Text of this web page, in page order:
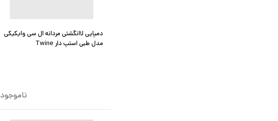
دمپایی لاانگشتی مردانه ال سی وایکیکی
مدل طبی استپ دار Twine
ناموجود